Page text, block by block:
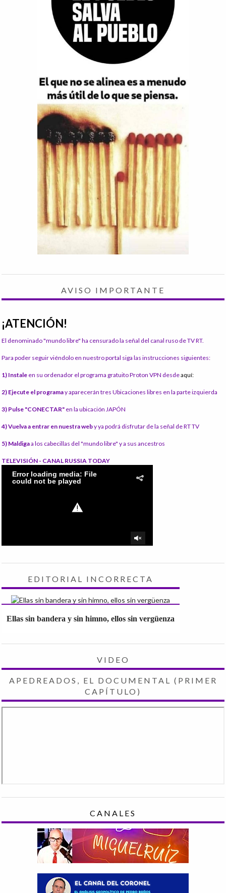
AVISO IMPORTANTE
¡ATENCIÓN!
El denominado "mundo libre" ha censurado la señal del canal ruso de TV RT.
Para poder seguir viéndolo en nuestro portal siga las instrucciones siguientes:
1) Instale en su ordenador el programa gratuito Proton VPN desdeaquí:
2) Ejecute el programay aparecerán tres Ubicaciones libres en la parte izquierda
3) Pulse "CONECTAR" en la ubicación JAPÓN
4) Vuelva a entrar en nuestra weby ya podrá disfrutar de la señal de RT TV
5) Maldigaa los cabecillas del "mundo libre" y a sus ancestros
TELEVISIÓN - CANAL RUSSIA TODAY
EDITORIAL INCORRECTA
Ellas sin bandera y sin himno, ellos sin vergüenza
VIDEO
APEDREADOS, EL DOCUMENTAL (PRIMER
CAPÍTULO)
CANALES